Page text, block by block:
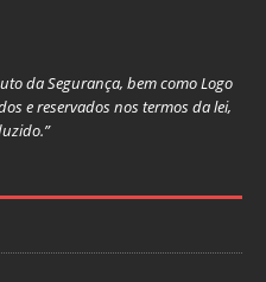
da Segurança, bem como Logo
e reservados nos termos da lei,